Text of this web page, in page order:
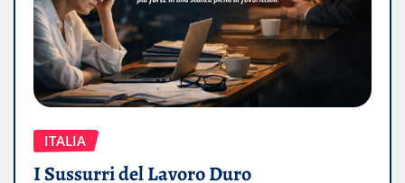
ITALIA
I Sussurri del Lavoro Duro